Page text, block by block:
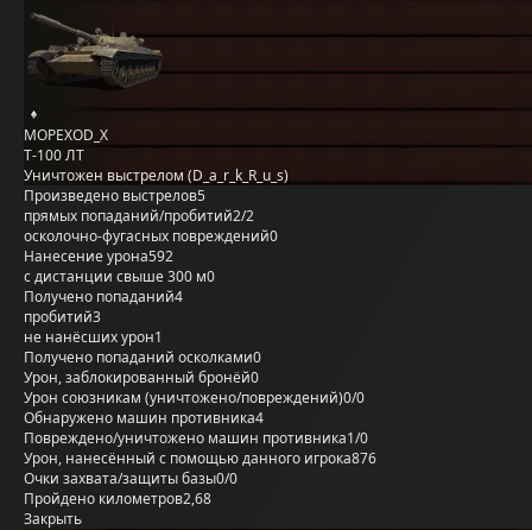
MOPEXOD_X
Т-100 ЛТ
Уничтожен выстрелом (D_a_r_k_R_u_s)
Произведено выстрелов5
прямых попаданий/пробитий2/2
осколочно-фугасных повреждений0
Нанесение урона592
с дистанции свыше 300 м0
Получено попаданий4
пробитий3
не нанёсших урон1
Получено попаданий осколками0
Урон, заблокированный бронёй0
Урон союзникам (уничтожено/повреждений)0/0
Обнаружено машин противника4
Повреждено/уничтожено машин противника1/0
Урон, нанесённый с помощью данного игрока876
Очки захвата/защиты базы0/0
Пройдено километров2,68
Закрыть